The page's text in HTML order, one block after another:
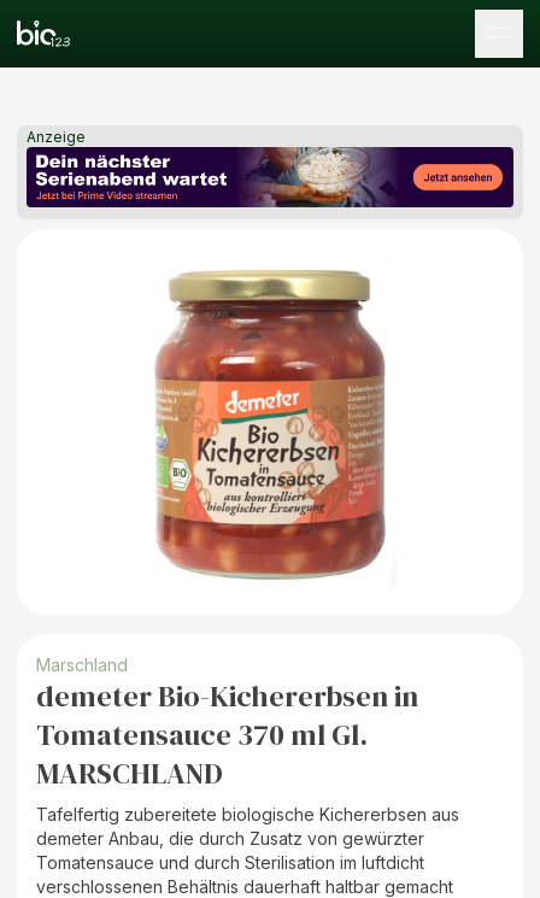
Anzeige
Marschland
demeter Bio-Kichererbsen in
Tomatensauce 370 ml Gl.
MARSCHLAND
Tafelfertig zubereitete biologische Kichererbsen aus
demeter Anbau, die durch Zusatz von gewürzter
Tomatensauce und durch Sterilisation im luftdicht
verschlossenen Behältnis dauerhaft haltbar gemacht